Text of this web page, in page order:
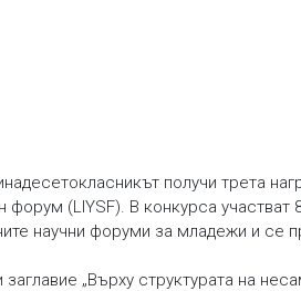
получи трета
(LIYSF). В конкурса участват
научни форуми за младежи и се
„Върху структурата на